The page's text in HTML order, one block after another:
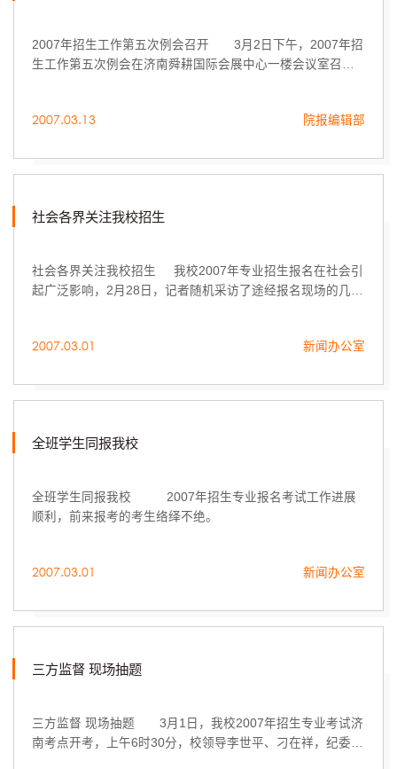
2007年招生工作第五次例会召开 3月2日下午，2007年招
生工作第五次例会在济南舜耕国际会展中心一楼会议室召
2007.03.13 院报编辑部
社会各界关注我校招生
社会各界关注我校招生 我校2007年专业招生报名在社会引
起广泛影响，2月28日，记者随机采访了途经报名现场的几位
2007.03.01 新闻办公室
全班学生同报我校
全班学生同报我校 2007年招生专业报名考试工作进展
顺利，前来报考的考生络绎不绝。
2007.03.01 新闻办公室
三方监督 现场抽题
三方监督 现场抽题 3月1日，我校2007年招生专业考试济
南考点开考，上午6时30分，校领导李世平、刁在祥，纪委副